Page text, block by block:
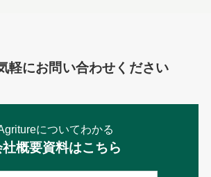
軽にお問い合わせください
についてわかる
概要資料はこちら